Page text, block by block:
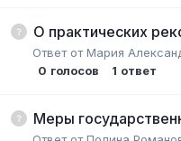
О практических
Ответ отМария
0 голосов 1 ответ
Меры